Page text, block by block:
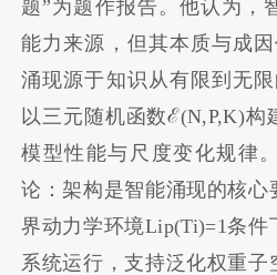
题”为题作报告。他认为，
能力来源，但其本质与成
涌现源于知识从有限到无
以三元随机函数ℰ(N,P,K)
模型性能与尺度变化规律
论：架构是智能涌现的核心
界动力学环境Lip(Ti)=1条件
系统运行，支持泛化权重